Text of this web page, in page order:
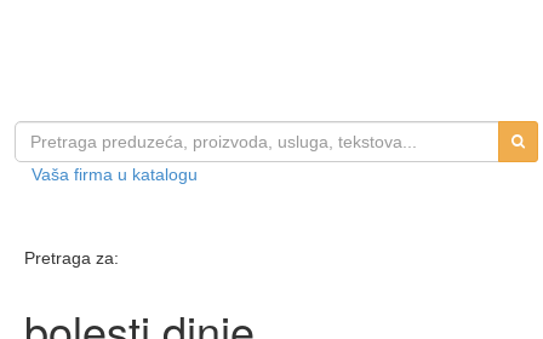
Vaša firma u katalogu
Pretraga za: